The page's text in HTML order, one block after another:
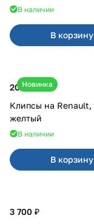
Урбан
В наличии
В корзину
Новинка
20 ₽
Клипсы на Renault, Nissan
желтый
В наличии
В корзину
3 700 ₽